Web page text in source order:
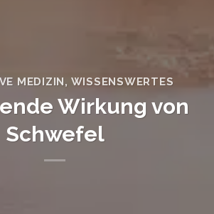
MEDIZIN, WISSENSWERTES
Wirkung von
Schwefel